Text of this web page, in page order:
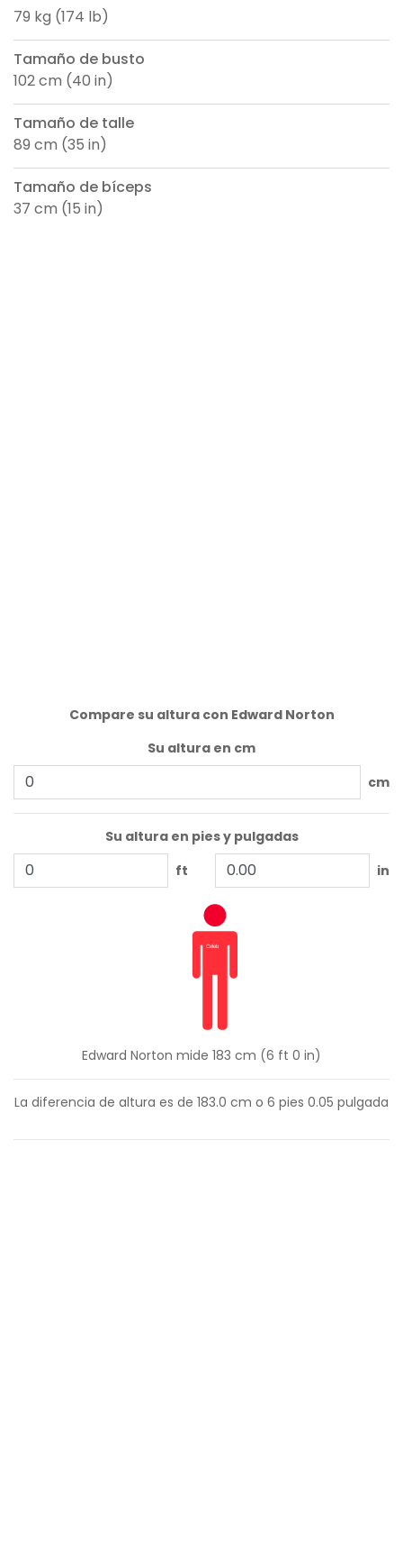
79 kg (174 lb)
Tamaño de busto
102 cm (40 in)
Tamaño de talle
89 cm (35 in)
Tamaño de bíceps
37 cm (15 in)
Compare su altura con Edward Norton
Su altura en cm
cm
Su altura en pies y pulgadas
ft
in
Edward Norton mide 183 cm (6 ft 0 in)
La diferencia de altura es de 183.0 cm o 6 pies 0.05 pulgada